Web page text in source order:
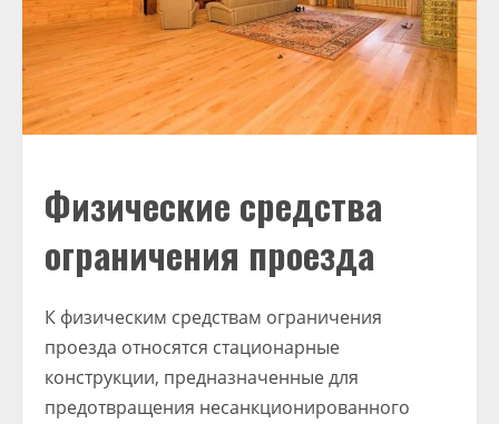
Физические средства
ограничения проезда
К физическим средствам ограничения
проезда относятся стационарные
конструкции, предназначенные для
предотвращения несанкционированного